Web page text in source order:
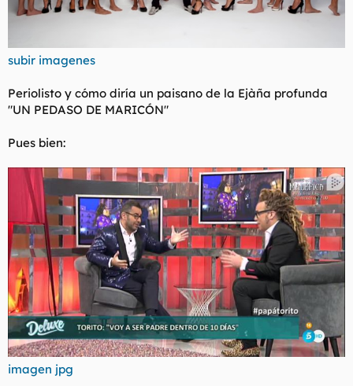
subir imagenes
Periolisto y cómo diría un paisano de la Ejàña profunda
"UN PEDASO DE MARICÓN"
Pues bien:
imagen jpg